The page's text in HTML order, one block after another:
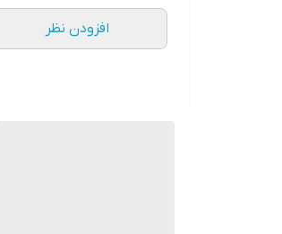
افزودن نظر